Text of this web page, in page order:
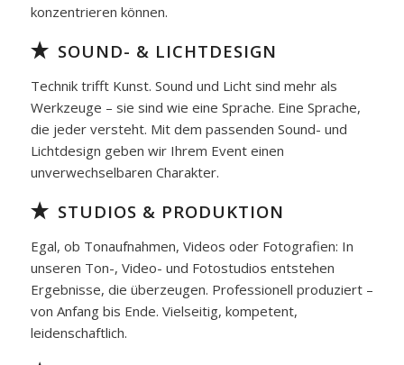
konzentrieren können.
SOUND- & LICHTDESIGN
Technik trifft Kunst. Sound und Licht sind mehr als
Werkzeuge – sie sind wie eine Sprache. Eine Sprache,
die jeder versteht. Mit dem passenden Sound- und
Lichtdesign geben wir Ihrem Event einen
unverwechselbaren Charakter.
STUDIOS & PRODUKTION
Egal, ob Tonaufnahmen, Videos oder Fotografien: In
unseren Ton-, Video- und Fotostudios entstehen
Ergebnisse, die überzeugen. Professionell produziert –
von Anfang bis Ende. Vielseitig, kompetent,
leidenschaftlich.